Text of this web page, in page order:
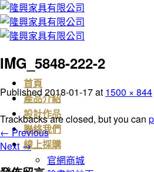
Skip
to
content
首頁
產品介紹
設計作品
聯絡我們
線上採購
官網商城
IMG_5848-222-2
Published2018-01-17at 1500 × 844
Trackbacks are closed, but you can
← Previous
Next →